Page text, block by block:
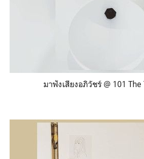
มาฟังเสียงอภิวัชร์ @ 101 The